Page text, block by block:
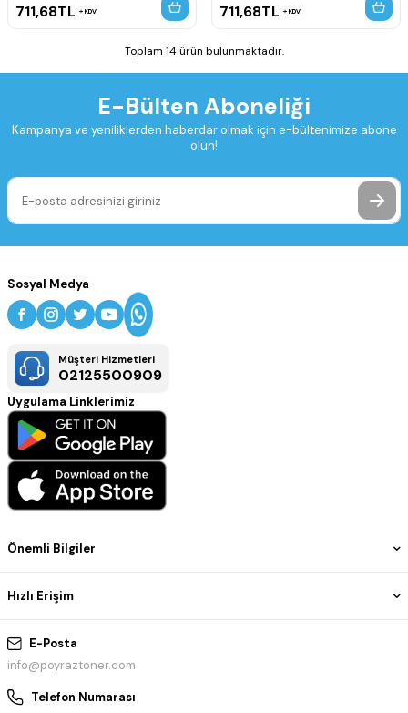
711,68TL KDV 711,68TL KDV
Toplam 14 ürün bulunmaktadır.
E-Bülten Aboneliği
Kampanya ve yeniliklerden haberdar olmak için e-bültenimize abone
olun!
E-Posta
info@poyraztoner.com
Telefon Numarası
Önemli Bilgiler
Hızlı Erişim
Sosyal Medya
Müşteri Hizmetleri
02125500909
Uygulama Linklerimiz